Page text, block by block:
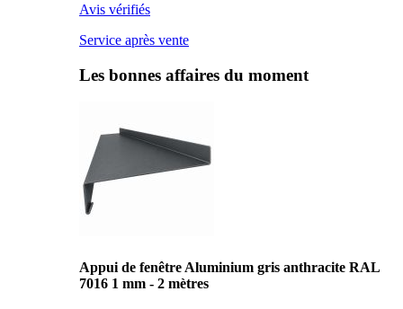
Avis vérifiés
Service après vente
Les bonnes affaires du moment
Appui de fenêtre Aluminium gris anthracite RAL
7016 1 mm - 2 mètres